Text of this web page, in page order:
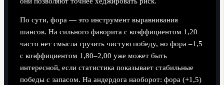
По сути, фора — это инструмент выравнивания
шансов. На сильного фаворита с коэффициентом 1,20
часто нет смысла грузить чистую победу, но фора –1,5
с коэффициентом 1,80–2,00 уже может быть
интересной, если статистика показывает стабильные
победы с запасом. На андердога наоборот: фора (+1,5)